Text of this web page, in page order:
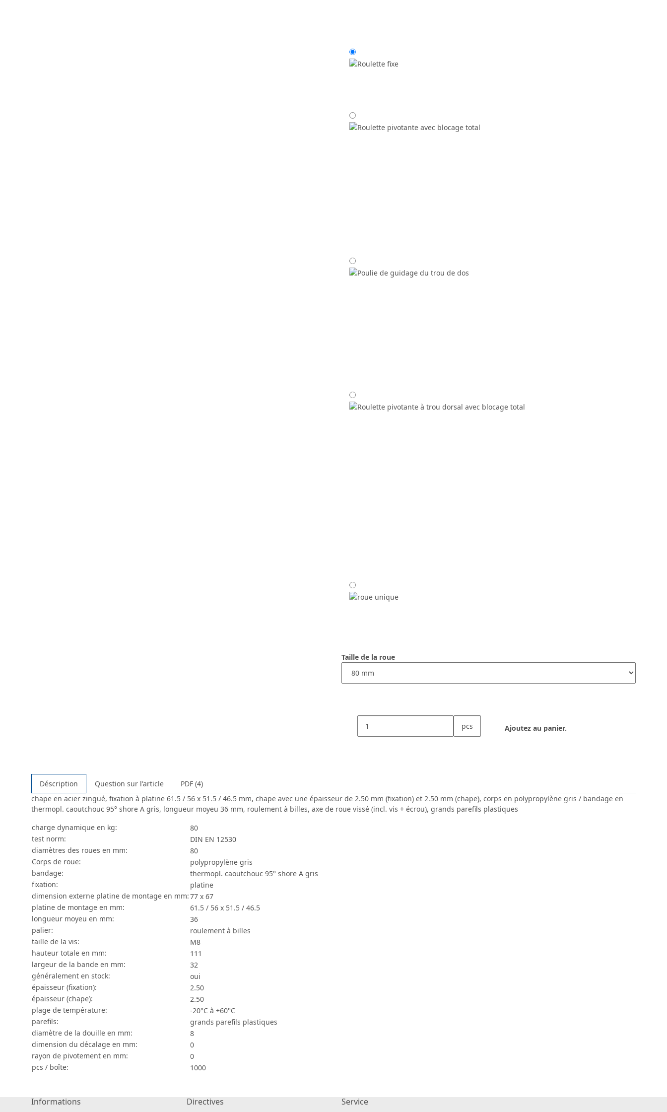
Taille de la roue
pcs Ajoutez au panier.
Déscription Question sur l'article
PDF (4)
chape en acier zingué, fixation à platine 61.5 / 56 x 51.5 / 46.5 mm, chape avec une épaisseur de 2.50 mm (fixation) et 2.50 mm (chape), corps en polypropylène gris / bandage en
thermopl. caoutchouc 95° shore A gris, longueur moyeu 36 mm, roulement à billes, axe de roue vissé (incl. vis + écrou), grands parefils plastiques
charge dynamique en kg:
80
test norm:
DIN EN 12530
diamètres des roues en mm:
80
Corps de roue:
polypropylène gris
bandage:
thermopl. caoutchouc 95° shore A gris
fixation:
platine
dimension externe platine de montage en mm:77 x 67
platine de montage en mm:
61.5 / 56 x 51.5 / 46.5
longueur moyeu en mm:
36
palier:
roulement à billes
taille de la vis:
M8
hauteur totale en mm:
111
largeur de la bande en mm:
32
généralement en stock:
oui
épaisseur (fixation):
2.50
épaisseur (chape):
2.50
plage de température:
-20°C à +60°C
parefils:
grands parefils plastiques
diamètre de la douille en mm:
8
dimension du décalage en mm:
0
rayon de pivotement en mm:
0
pcs / boîte:
1000
Informations Directives Service